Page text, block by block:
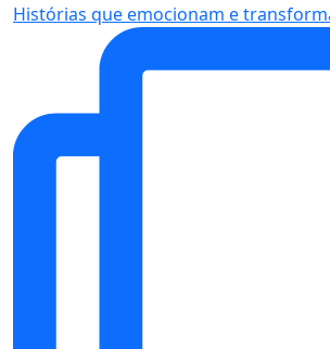
Histórias que emocionam e